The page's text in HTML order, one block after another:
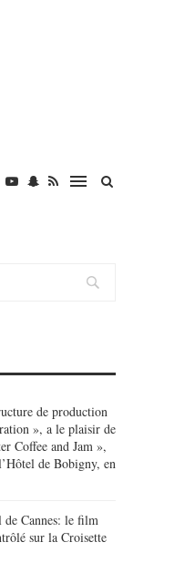
de production
», a le plaisir de
Coffee and Jam »,
de Bobigny, en
de Cannes: le film
sur la Croisette